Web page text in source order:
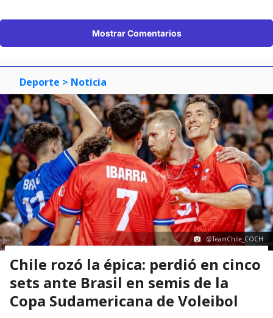
Mostrar Comentarios
Deporte > Noticia
@TeamChile_COCH
Chile rozó la épica: perdió en cinco
sets ante Brasil en semis de la
Copa Sudamericana de Voleibol